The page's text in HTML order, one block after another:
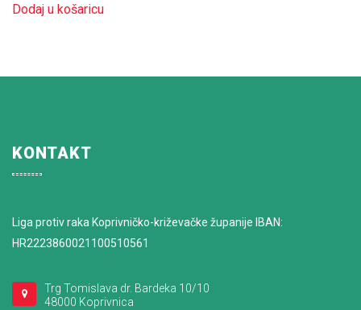
Dodaj u košaricu
KONTAKT
Liga protiv raka Koprivničko-križevačke županije IBAN:
HR2223860021100510561
Trg Tomislava dr. Bardeka 10/10
48000 Koprivnica